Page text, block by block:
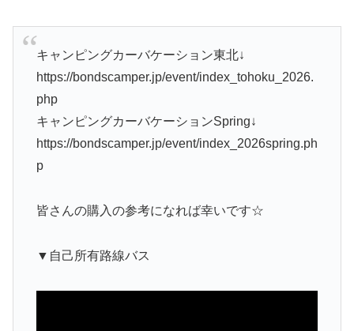
キャンピングカーバケーション東北↓
https://bondscamper.jp/event/index_tohoku_2026.
php
キャンピングカーバケーションSpring↓
https://bondscamper.jp/event/index_2026spring.ph
p
皆さんの購入の参考になれば幸いです☆
▼自己所有路線バス